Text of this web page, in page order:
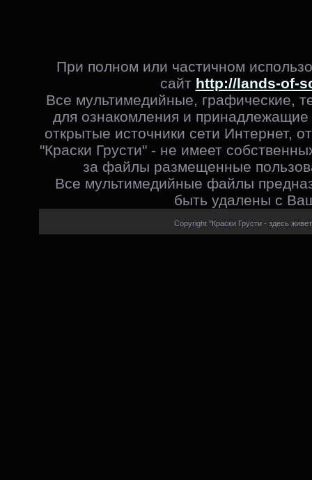
При полном или частичном
сайт http://lands-of-
Все мультимедийные, графические,
для ознакомления и
открытые источники сети Интернет,
"Краски Грусти" - не имеет
за файлы размещенные
Все мультимедийные файлы
быть удалены с
Copyright "Краски Грусти - здесь